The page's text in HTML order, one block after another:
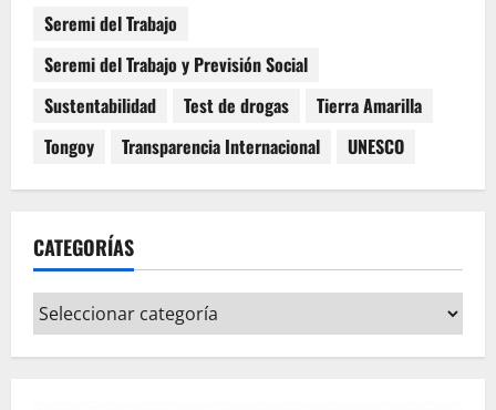
Seremi del Trabajo
Seremi del Trabajo y Previsión Social
Sustentabilidad
Test de drogas
Tierra Amarilla
Tongoy
Transparencia Internacional UNESCO
CATEGORÍAS
Categorías